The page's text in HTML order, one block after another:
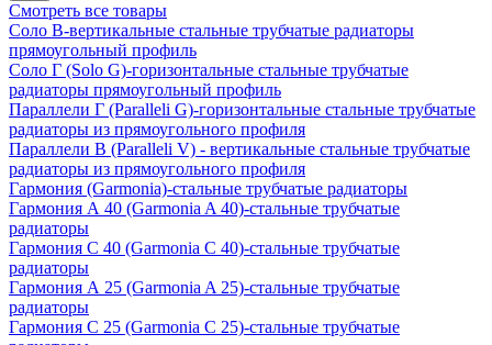
Смотреть все товары
Соло В-вертикальные стальные трубчатые радиаторы
прямоугольный профиль
Соло Г (Solo G)-горизонтальные стальные трубчатые
радиаторы прямоугольный профиль
Параллели Г (Paralleli G)-горизонтальные стальные трубчатые
радиаторы из прямоугольного профиля
Параллели В (Paralleli V) - вертикальные стальные трубчатые
радиаторы из прямоугольного профиля
Гармония (Garmonia)-стальные трубчатые радиаторы
Гармония А 40 (Garmonia A 40)-стальные трубчатые
радиаторы
Гармония С 40 (Garmonia C 40)-стальные трубчатые
радиаторы
Гармония А 25 (Garmonia A 25)-стальные трубчатые
радиаторы
Гармония С 25 (Garmonia C 25)-стальные трубчатые